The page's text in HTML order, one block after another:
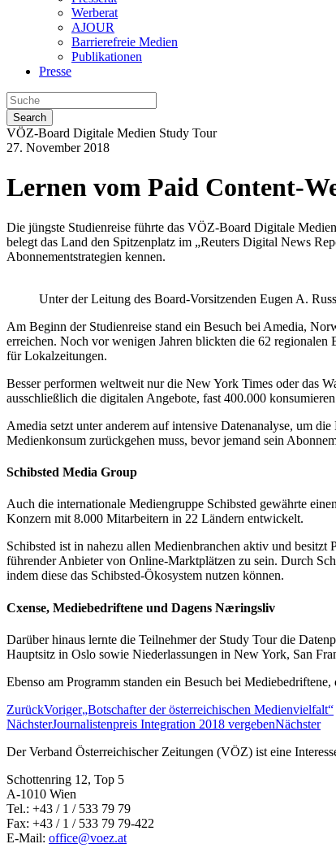
Werberat
AJOUR
Barrierefreie Medien
Publikationen
Presse
Search
VÖZ-Board Digitale Medien Study Tour
27. November 2018
Lernen vom Paid Content-
Die jüngste Studienreise führte das VÖZ-Board Digitale
belegt das Land den Spitzenplatz im „Reuters Digital News
Abonnementstrategien kennen.
Unter der Leitung des Board-Vorsitzenden Eugen A.
Am Beginn der Studienreise stand ein Besuch bei Amedia,
erreichen. Noch vor wenigen Jahren blickten die 62
für Lokalzeitungen.
Besser performen weltweit nur die New York Times oder das
ausschließlich die digitalen Angebote, fast 400.000
Amedia setzt unter anderem auf intensive Datenanalyse, um
Medienkonsum zurückgehen muss, bevor jemand sein
Schibsted Media Group
Auch die internationale Mediengruppe Schibsted gewährte
Konzern mit 8.000 Mitarbeitern in 22 Ländern entwickelt.
Schibsted ist in nahezu allen Medienbranchen aktiv und
führender Anbieter von Online-Marktplätzen zu sein. Durch
indem diese das Schibsted-Ökosystem nutzen können.
Cxense, Mediebedriftene und Dagens Næringsliv
Darüber hinaus lernte die Teilnehmer der Study Tour die
Hauptsitz in Oslo sowie Niederlassungen in New York, San
Ebenso am Programm standen ein Besuch bei
ZurückVoriger„Botschafter der österreichischen Medienvielfalt“
NächsterJournalistenpreis Integration 2018 vergebenNächster
Der Verband Österreichischer Zeitungen (VÖZ) ist eine
Schottenring 12, Top 5
A-1010 Wien
Tel.: +43 / 1 / 533 79 79
Fax: +43 / 1 / 533 79 79-422
E-Mail: office@voez.at